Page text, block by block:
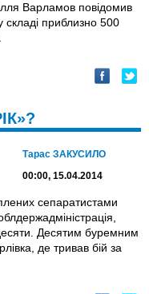
Варламов повідомив
приблизно 500
Тарас ЗАКУСИЛО
00:00, 15.04.2014
сепаратистами
Десятим буремним
де тривав бій за